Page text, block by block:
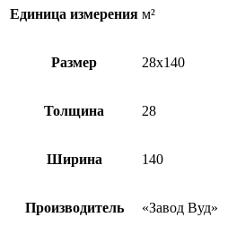
Единица измерения м²
Размер 28х140
Толщина 28
Ширина 140
Производитель «Завод Вуд»